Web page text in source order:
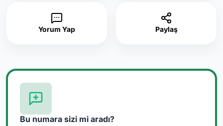
Yorum Yap Paylaş
Bu numara sizi mi aradı?